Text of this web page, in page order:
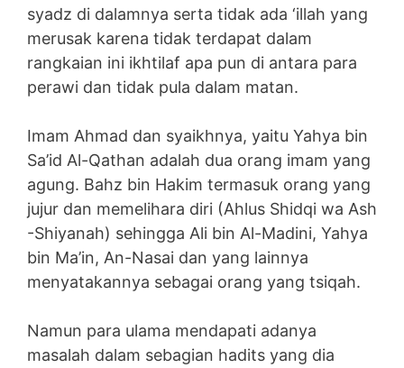
syadz di dalamnya serta tidak ada ‘illah yang
merusak karena tidak terdapat dalam
rangkaian ini ikhtilaf apa pun di antara para
perawi dan tidak pula dalam matan.
Imam Ahmad dan syaikhnya, yaitu Yahya bin
Sa’id Al-Qathan adalah dua orang imam yang
agung. Bahz bin Hakim termasuk orang yang
jujur dan memelihara diri (Ahlus Shidqi wa Ash
-Shiyanah) sehingga Ali bin Al-Madini, Yahya
bin Ma’in, An-Nasai dan yang lainnya
menyatakannya sebagai orang yang tsiqah.
Namun para ulama mendapati adanya
masalah dalam sebagian hadits yang dia